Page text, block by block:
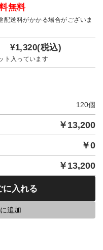
無料
送料がかかる場合がございま
¥1,320(税込)
ト入っています
120個
￥ 13,200
￥0
￥ 13,200
に入れる
追加